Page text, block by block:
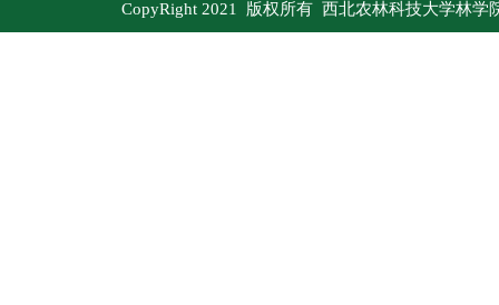
CopyRight 2021 版权所有 西北农林科技大学林